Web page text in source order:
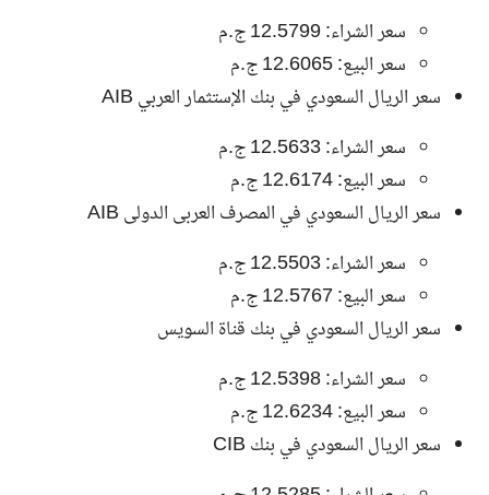
سعر الشراء: 12.5799 ج.م
سعر البيع: 12.6065 ج.م
سعر الريال السعودي في بنك الإستثمار العربي AIB
سعر الشراء: 12.5633 ج.م
سعر البيع: 12.6174 ج.م
سعر الريال السعودي في المصرف العربى الدولى AIB
سعر الشراء: 12.5503 ج.م
سعر البيع: 12.5767 ج.م
سعر الريال السعودي في بنك قناة السويس
سعر الشراء: 12.5398 ج.م
سعر البيع: 12.6234 ج.م
سعر الريال السعودي في بنك CIB